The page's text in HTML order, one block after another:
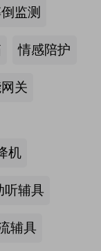
监测
情感陪护
关
机
听辅具
辅具
关爱活动
2026-07-13
续推进老年